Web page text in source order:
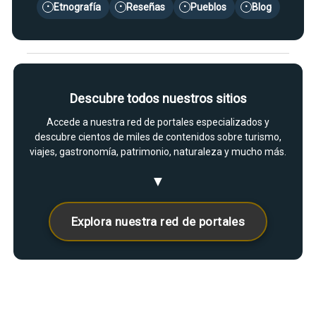
• Etnografía • Reseñas • Pueblos • Blog
Descubre todos nuestros sitios
Accede a nuestra red de portales especializados y
descubre cientos de miles de contenidos sobre turismo,
viajes, gastronomía, patrimonio, naturaleza y mucho más.
▼
Explora nuestra red de portales